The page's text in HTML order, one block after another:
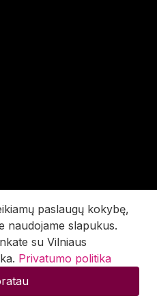
paslaugų kokybę,
naudojame slapukus.
su Vilniaus
Privatumo politika